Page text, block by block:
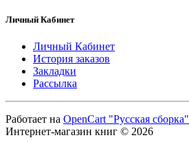
Личный Кабинет
Личный Кабинет
История заказов
Закладки
Рассылка
Работает на OpenCart "Русская сборка"
Интернет-магазин книг © 2026